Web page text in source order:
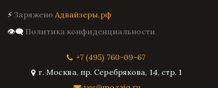
⚡ Заряжено Адвайзеры.рф
👁️‍🗨️ Политика конфиденциальности
+7 (495) 760-09-67
г. Москва, пр. Серебрякова, 14, стр. 1